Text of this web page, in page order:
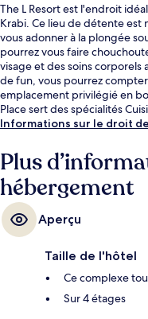
The L Resort est l'endroit
Krabi. Ce lieu de détente est
vous adonner à la plongée
pourrez vous faire
visage et des soins
de fun, vous pourrez
emplacement privilégié en
Place sert des spécialités
déjeuner, le déjeuner et le
et une piscine pour enfants.
attentionné.
Informations sur le droit
Plus
hébergement
Aperçu
Taille de l'hôtel
Ce complexe
Sur 4 étages